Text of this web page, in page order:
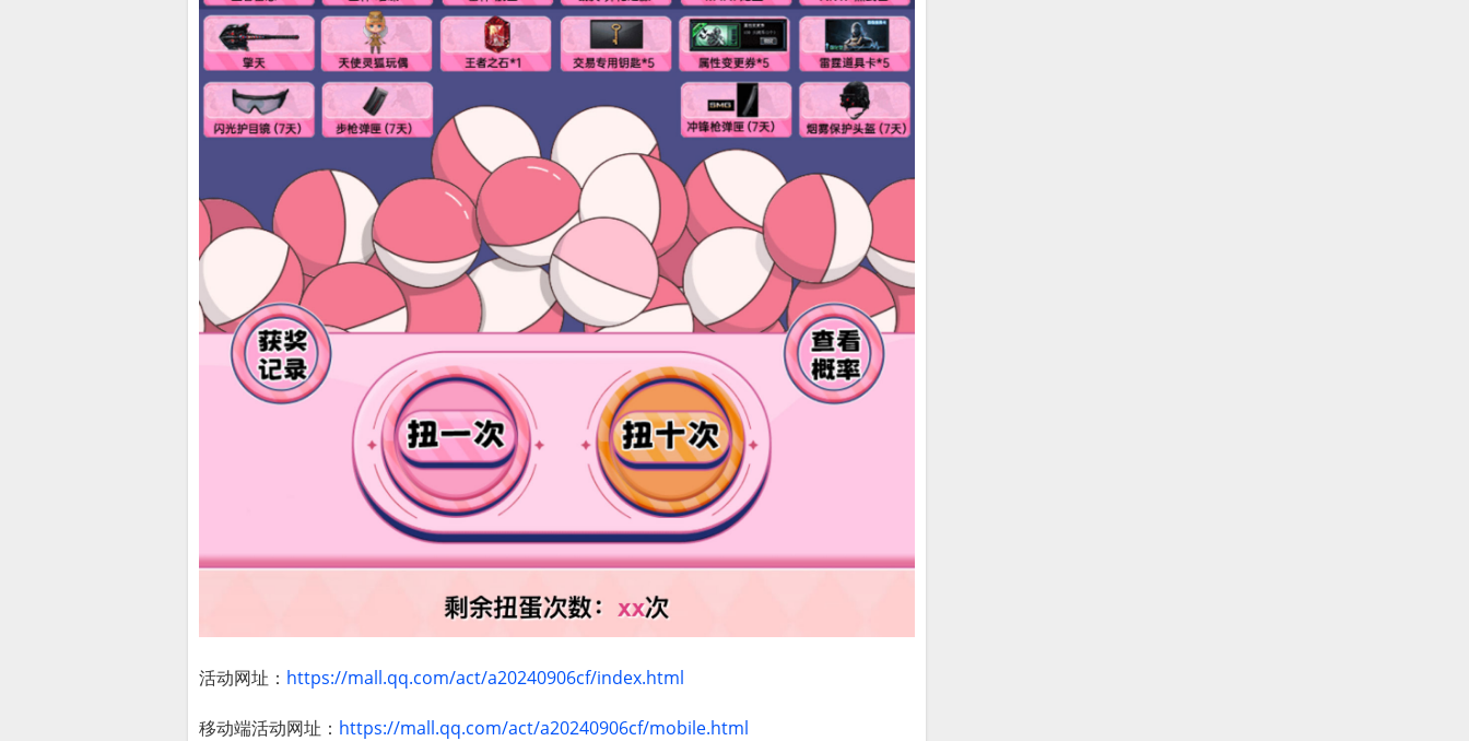
活动网址： https://mall.qq.com/act/a20240906cf/index.html
移动端活动网址： https://mall.qq.com/act/a20240906cf/mobile.html